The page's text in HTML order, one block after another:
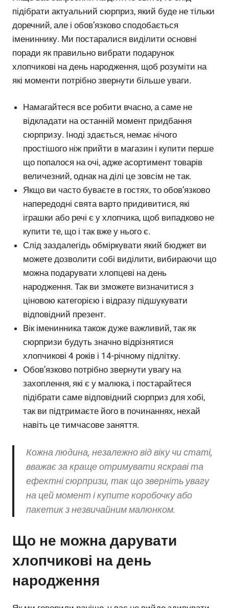
підібрати актуальний сюрприз, який буде не тільки
доречний, але і обов’язково сподобається
імениннику. Ми постаралися виділити основні
поради як правильно вибрати подарунок
хлопчикові на день народження, щоб розуміти на
які моменти потрібно звернути більше уваги.
Намагайтеся все робити вчасно, а саме не
відкладати на останній момент придбання
сюрпризу. Іноді здається, немає нічого
простішого ніж прийти в магазин і купити перше
що попалося на очі, адже асортимент товарів
величезний, однак на ділі це зовсім не так.
Якщо ви часто буваєте в гостях, то обов’язково
напередодні свята варто придивитися, які
іграшки або речі є у хлопчика, щоб випадково не
купити те, що і так вже у нього є.
Слід заздалегідь обміркувати який бюджет ви
можете дозволити собі виділити, вибираючи що
можна подарувати хлопцеві на день
народження. Так ви зможете визначитися з
ціновою категорією і відразу підшукувати
відповідний презент.
Вік іменинника також дуже важливий, так як
сюрпризи будуть значно відрізнятися
хлопчикові 4 років і 14-річному підлітку.
Обов’язково потрібно звернути увагу на
захоплення, які є у малюка, і постарайтеся
підібрати саме відповідний сюрприз для хобі,
так ви підтримаєте його в починаннях, нехай
навіть це тимчасове заняття.
Кожна людина, незалежно від віку чи статі,
вважає за краще отримувати яскраві та
ефектні сюрпризи, так що зверніть увагу
на цей момент і купите коробочку або
пакетик з незвичайним малюнком.
Що не можна дарувати
хлопчикові на день
народження